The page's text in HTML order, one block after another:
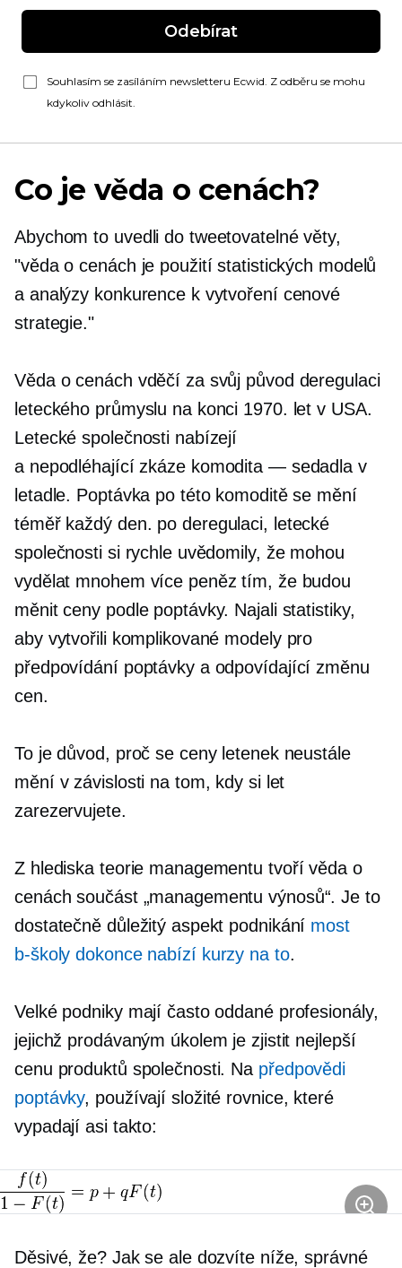
Odebírat
Souhlasím se zasíláním newsletteru Ecwid. Z odběru se mohu
kdykoliv odhlásit.
Co je věda o cenách?
Abychom to uvedli do tweetovatelné věty,
"věda o cenách je použití statistických modelů
a analýzy konkurence k vytvoření cenové
strategie."
Věda o cenách vděčí za svůj původ deregulaci
leteckého průmyslu na konci 1970. let v USA.
Letecké společnosti nabízejí
a nepodléhající zkázekomodita — sedadla v
letadle. Poptávka po této komoditě se mění
téměř každý den. po deregulaci, letecké
společnosti si rychle uvědomily, že mohou
vydělat mnohem více peněz tím, že budou
měnit ceny podle poptávky. Najali statistiky,
aby vytvořili komplikované modely pro
předpovídání poptávky a odpovídající změnu
cen.
To je důvod, proč se ceny letenek neustále
mění v závislosti na tom, kdy si let
zarezervujete.
Z hlediska teorie managementu tvoří věda o
cenách součást „managementu výnosů“. Je to
dostatečně důležitý aspekt podnikání most
b-školy dokonce nabízí kurzy na to.
Velké podniky mají často oddané profesionály,
jejichž prodávaným úkolem je zjistit nejlepší
cenu produktů společnosti. Na předpovědi
poptávky, používají složité rovnice, které
vypadají asi takto:
Děsivé, že? Jak se ale dozvíte níže, správné